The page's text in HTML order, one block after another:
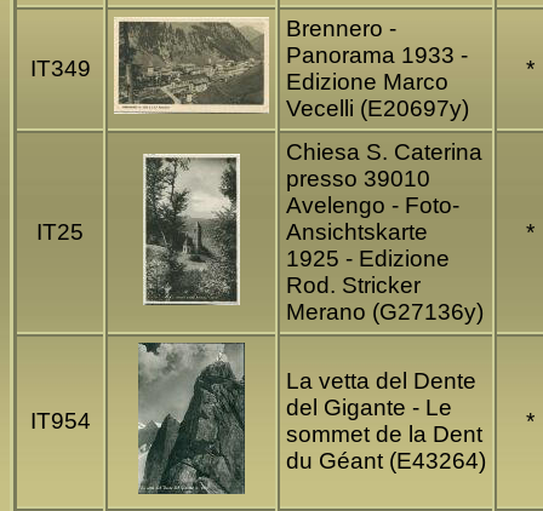
IT349
Brennero -
Panorama 1933 -
Edizione Marco
Vecelli (E20697y)
*
IT25
Chiesa S. Caterina
presso 39010
Avelengo - Foto-
Ansichtskarte
1925 - Edizione
Rod. Stricker
Merano (G27136y)
*
IT954
La vetta del Dente
del Gigante - Le
sommet de la Dent
du Géant (E43264)
*